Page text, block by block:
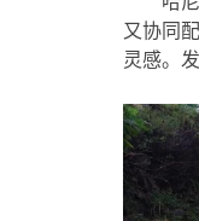
又协同
灵感。